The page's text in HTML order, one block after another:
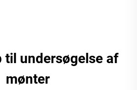
til undersøgelse af
mønter